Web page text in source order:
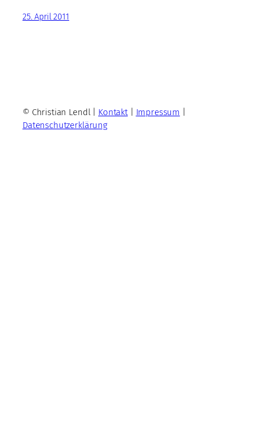
25. April 2011
© Christian Lendl | Kontakt| Impressum
Datenschutzerklärung